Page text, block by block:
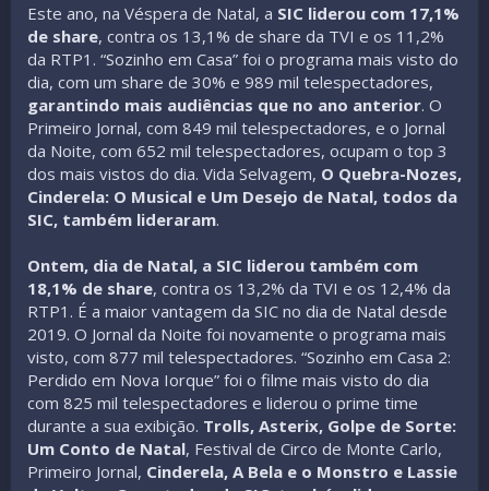
Este ano, na Véspera de Natal, a SIC liderou com 17,1%
de share, contra os 13,1% de share da TVI e os 11,2%
da RTP1. “Sozinho em Casa” foi o programa mais visto do
dia, com um share de 30% e 989 mil telespectadores,
garantindo mais audiências que no ano anterior. O
Primeiro Jornal, com 849 mil telespectadores, e o Jornal
da Noite, com 652 mil telespectadores, ocupam o top 3
dos mais vistos do dia. Vida Selvagem, O Quebra-Nozes,
Cinderela: O Musical e Um Desejo de Natal, todos da
SIC, também lideraram.
Ontem, dia de Natal, a SIC liderou também com
18,1% de share, contra os 13,2% da TVI e os 12,4% da
RTP1. É a maior vantagem da SIC no dia de Natal desde
2019. O Jornal da Noite foi novamente o programa mais
visto, com 877 mil telespectadores. “Sozinho em Casa 2:
Perdido em Nova Iorque” foi o filme mais visto do dia
com 825 mil telespectadores e liderou o prime time
durante a sua exibição. Trolls, Asterix, Golpe de Sorte:
Um Conto de Natal, Festival de Circo de Monte Carlo,
Primeiro Jornal, Cinderela, A Bela e o Monstro e Lassie